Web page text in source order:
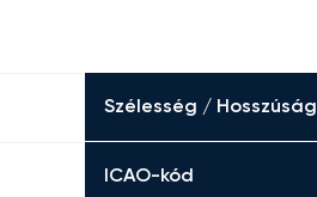
Szélesség / Hosszúság
ICAO-kód